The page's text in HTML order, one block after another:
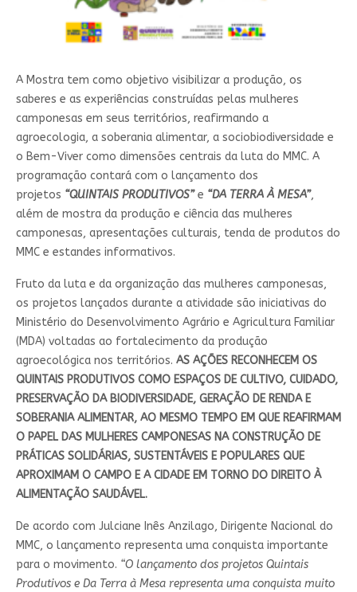
A Mostra tem como objetivo visibilizar a produção, os
saberes e as experiências construídas pelas mulheres
camponesas em seus territórios, reafirmando a
agroecologia, a soberania alimentar, a sociobiodiversidade e
o Bem-Viver como dimensões centrais da luta do MMC. A
programação contará com o lançamento dos
projetos “QUINTAIS PRODUTIVOS”e “DA TERRA À MESA”,
além de mostra da produção e ciência das mulheres
camponesas, apresentações culturais, tenda de produtos do
MMC e estandes informativos.
Fruto da luta e da organização das mulheres camponesas,
os projetos lançados durante a atividade são iniciativas do
Ministério do Desenvolvimento Agrário e Agricultura Familiar
(MDA) voltadas ao fortalecimento da produção
agroecológica nos territórios. AS AÇÕES RECONHECEM OS
QUINTAIS PRODUTIVOS COMO ESPAÇOS DE CULTIVO, CUIDADO,
PRESERVAÇÃO DA BIODIVERSIDADE, GERAÇÃO DE RENDA E
SOBERANIA ALIMENTAR, AO MESMO TEMPO EM QUE REAFIRMAM
O PAPEL DAS MULHERES CAMPONESAS NA CONSTRUÇÃO DE
PRÁTICAS SOLIDÁRIAS, SUSTENTÁVEIS E POPULARES QUE
APROXIMAM O CAMPO E A CIDADE EM TORNO DO DIREITO À
ALIMENTAÇÃO SAUDÁVEL.
De acordo com Julciane Inês Anzilago, Dirigente Nacional do
MMC, o lançamento representa uma conquista importante
para o movimento. “O lançamento dos projetos Quintais
Produtivos e Da Terra à Mesa representa uma conquista muito